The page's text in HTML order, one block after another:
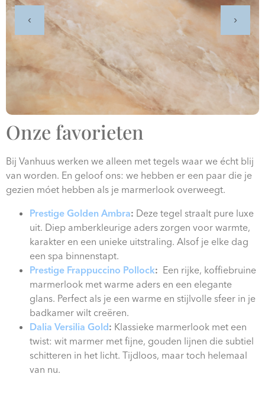
‹ ›
Onze favorieten
Bij Vanhuus werken we alleen met tegels waar we écht blij
van worden. En geloof ons: we hebben er een paar die je
gezien móet hebben als je marmerlook overweegt.
Prestige Golden Ambra: Deze tegel straalt pure luxe
uit. Diep amberkleurige aders zorgen voor warmte,
karakter en een unieke uitstraling. Alsof je elke dag
een spa binnenstapt.
Prestige Frappuccino Pollock: Een rijke, koffiebruine
marmerlook met warme aders en een elegante
glans. Perfect als je een warme en stijlvolle sfeer in je
badkamer wilt creëren.
Dalia Versilia Gold: Klassieke marmerlook met een
twist: wit marmer met fijne, gouden lijnen die subtiel
schitteren in het licht. Tijdloos, maar toch helemaal
van nu.